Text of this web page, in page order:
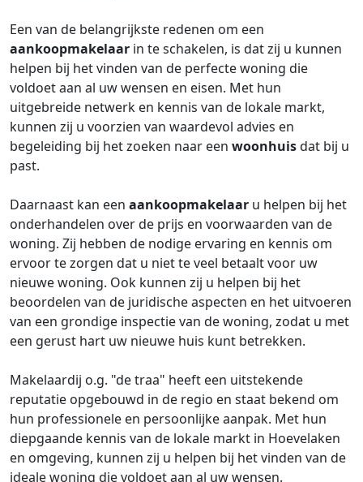
Een van de belangrijkste redenen om een
aankoopmakelaar in te schakelen, is dat zij u kunnen
helpen bij het vinden van de perfecte woning die
voldoet aan al uw wensen en eisen. Met hun
uitgebreide netwerk en kennis van de lokale markt,
kunnen zij u voorzien van waardevol advies en
begeleiding bij het zoeken naar een woonhuisdat bij u
past.
Daarnaast kan een aankoopmakelaar u helpen bij het
onderhandelen over de prijs en voorwaarden van de
woning. Zij hebben de nodige ervaring en kennis om
ervoor te zorgen dat u niet te veel betaalt voor uw
nieuwe woning. Ook kunnen zij u helpen bij het
beoordelen van de juridische aspecten en het uitvoeren
van een grondige inspectie van de woning, zodat u met
een gerust hart uw nieuwe huis kunt betrekken.
Makelaardij o.g. "de traa" heeft een uitstekende
reputatie opgebouwd in de regio en staat bekend om
hun professionele en persoonlijke aanpak. Met hun
diepgaande kennis van de lokale markt in Hoevelaken
en omgeving, kunnen zij u helpen bij het vinden van de
ideale woning die voldoet aan al uw wensen.